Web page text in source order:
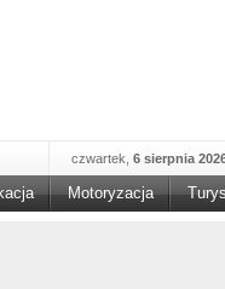
czwartek, 6 sierpnia
Motoryzacja